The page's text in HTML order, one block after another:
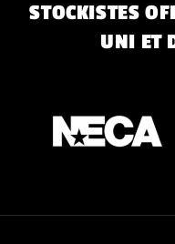
STOCKISTES
UNI ET